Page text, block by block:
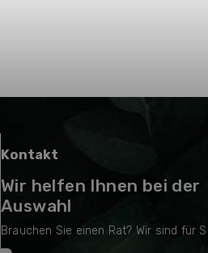
Kontakt
Wir helfen Ihnen bei der
Auswahl